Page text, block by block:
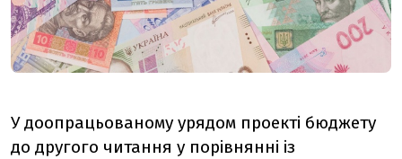
У доопрацьованому урядом проекті бюджету
до другого читання у порівнянні із